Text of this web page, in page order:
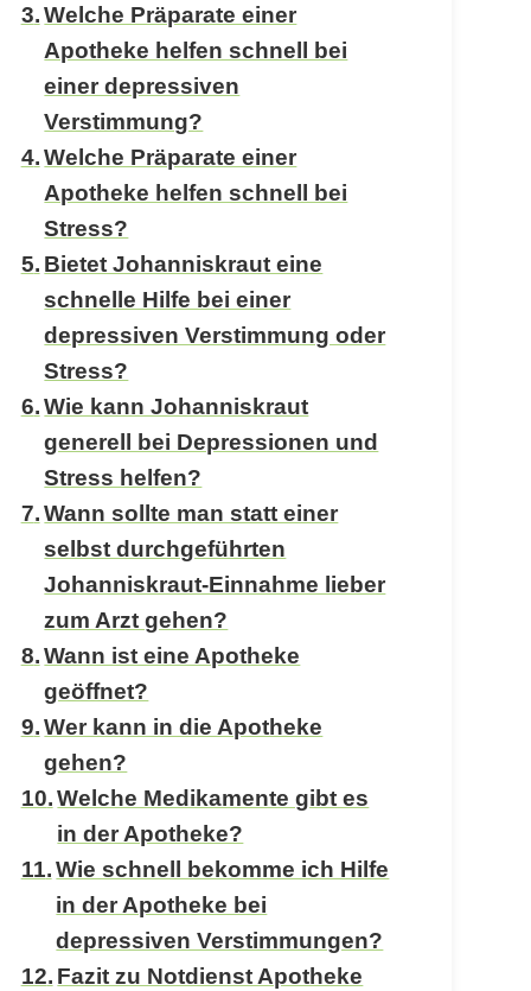
Welche Präparate einer
Apotheke helfen schnell bei
einer depressiven
Verstimmung?
Welche Präparate einer
Apotheke helfen schnell bei
Stress?
Bietet Johanniskraut eine
schnelle Hilfe bei einer
depressiven Verstimmung oder
Stress?
Wie kann Johanniskraut
generell bei Depressionen und
Stress helfen?
Wann sollte man statt einer
selbst durchgeführten
Johanniskraut-Einnahme lieber
zum Arzt gehen?
Wann ist eine Apotheke
geöffnet?
Wer kann in die Apotheke
gehen?
Welche Medikamente gibt es
in der Apotheke?
Wie schnell bekomme ich Hilfe
in der Apotheke bei
depressiven Verstimmungen?
Fazit zu Notdienst Apotheke